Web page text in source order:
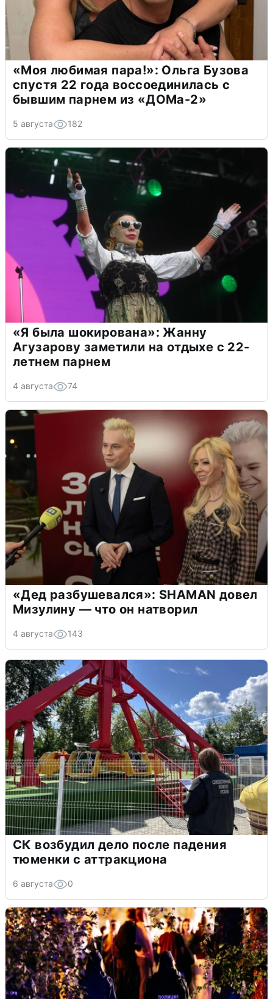
«Моя любимая пара!»: Ольга Бузова
спустя 22 года воссоединилась с
бывшим парнем из «ДОМа-2»
5 августа 182
«Я была шокирована»: Жанну
Агузарову заметили на отдыхе с 22-
летнем парнем
4 августа 74
«Дед разбушевался»: SHAMAN довел
Мизулину — что он натворил
4 августа 143
СК возбудил дело после падения
тюменки с аттракциона
6 августа 0